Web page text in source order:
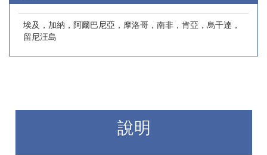
埃及，加納，阿爾巴尼亞，摩洛哥，南非，肯亞，烏干達，
留尼汪島
說明